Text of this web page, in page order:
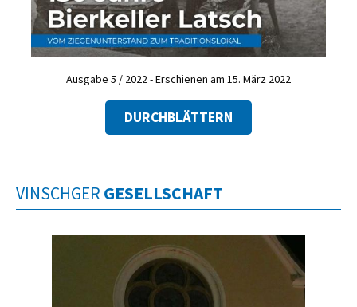
Ausgabe 5 / 2022 - Erschienen am 15. März 2022
DURCHBLÄTTERN
VINSCHGER GESELLSCHAFT